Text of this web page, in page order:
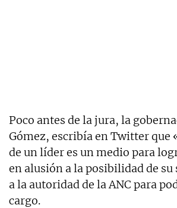
Poco antes de la jura, la
Gómez, escribía en Twitter
de un líder es un medio para
en alusión a la posibilidad de
a la autoridad de la ANC para
cargo.